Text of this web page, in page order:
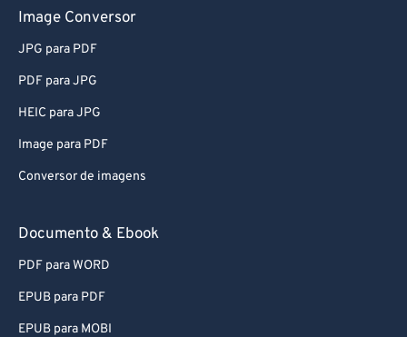
Image Conversor
JPG para PDF
PDF para JPG
HEIC para JPG
Image para PDF
Conversor de imagens
Documento & Ebook
PDF para WORD
EPUB para PDF
EPUB para MOBI